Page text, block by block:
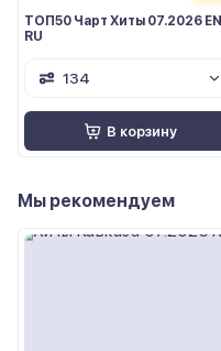
ТОП50 Чарт Хиты 07.2026 EN
RU
134
В корзину
Мы рекомендуем